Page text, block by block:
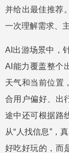
并给出最佳推荐
一次理解需求、
AI出游场景中，
AI能力覆盖整个
天气和当前位置
合用户偏好、出
途中还可根据路
从“人找信息”，
好吃好玩的，而